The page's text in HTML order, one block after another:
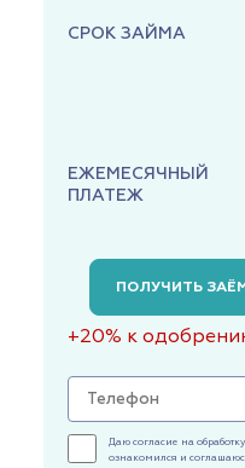
СРОК ЗАЙМА
ЕЖЕМЕСЯЧНЫЙ
ПЛАТЕЖ
ПОЛУЧИТЬ
+20% к
Даю согласие на
ознакомился и